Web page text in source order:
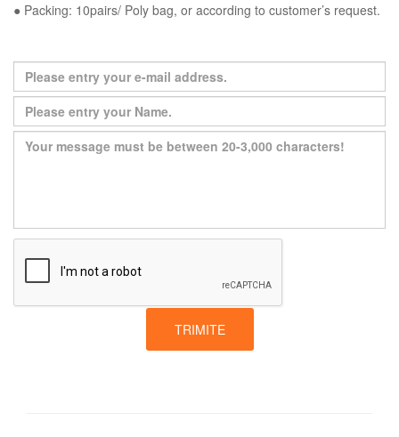
● Packing: 10pairs/ Poly bag, or according to customer’s request.
TRIMITE